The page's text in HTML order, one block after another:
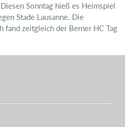
Sonntag hieß es Heimspiel
Stade Lausanne. Die
fand zeitgleich der Berner HC Tag